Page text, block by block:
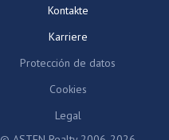
Kontakte
Karriere
Protección de datos
Cookies
Legal